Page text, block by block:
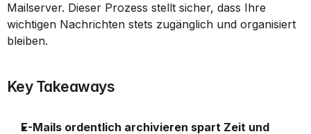
Mailserver. Dieser Prozess stellt sicher, dass Ihre
wichtigen Nachrichten stets zugänglich und organisiert
bleiben.
Key Takeaways
E-Mails ordentlich archivieren spart Zeit und